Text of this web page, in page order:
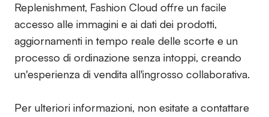
Replenishment, Fashion Cloud offre un facile
accesso alle immagini e ai dati dei prodotti,
aggiornamenti in tempo reale delle scorte e un
processo di ordinazione senza intoppi, creando
un'esperienza di vendita all'ingrosso collaborativa.
Per ulteriori informazioni, non esitate a contattare